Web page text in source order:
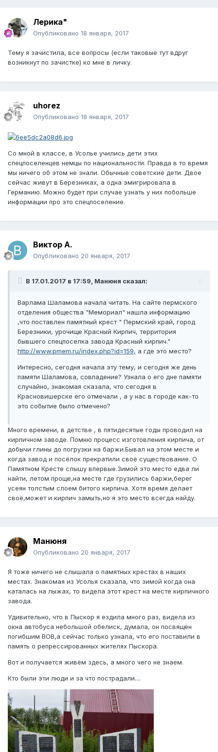
Лерика"
Опубликовано 18 января, 2017
Тему я зачистила, все вопросы (если таковые тут вдруг
возникнут по зачистке) ко мне в личку.
uhorez
Опубликовано 18 января, 2017
Со мной в классе, в Усолье учились дети этих
спецпоселенцев немцы по национальности. Правда в то время
мы ничего об этом не знали. Обычные советские дети. Двое
сейчас живут в Березниках, а одна эмигрировала в
Германию. Можно будет при случае узнать у них побольше
информации про это спецпоселение.
Виктор А.
Опубликовано 20 января, 2017
В 17.01.2017 в 17:59, Манюня сказал:
Варлама Шаламова начала читать. На сайте пермского
отделения общества "Мемориал" нашла информацию
,что поставлен памятный крест " Пермский край, город
Березники, урочище Красный Кирпич, территория
бывшего спецпоселка завода Красный кирпич."
http://www.pmem.ru/index.php?id=159, а где это место?
Интересно, сегодня начала эту тему, и сегодня же день
памяти Шаламова, совпадение? Узнала о его дне памяти
случайно, знакомая сказала, что сегодня в
Красновишерске его отмечали , а у нас в городе как-то
это событие было отмечено?
Много времени, в детстве , в пятидесятые годы проводил на
кирпичном заводе. Помню процесс изготовления кирпича, от
добычи глины до погрузки на баржи.Бывал на этом месте и
когда завод и посёлок прекратили своё существование. О
Памятном Кресте слышу впервые.Зимой это место едва ли
найти, летом проще,на месте где грузились баржи,берег
усеян толстым слоем битого кирпича. Хотя время делает
своё,может и кирпич замыть,но я это место всегда найду.
Манюня
Опубликовано 20 января, 2017
Я тоже ничего не слышала о памятных крестах в наших
местах. Знакомая из Усолья сказала, что зимой когда она
каталась на лыжах, то видела этот крест на месте кирпичного
завода.
Удивительно, что в Пыскор я ездила много раз, видела из
окна автобуса небольшой обелиск, думала, он посвящён
погибшим ВОВ,а сейчас только узнала, что его поставили в
память о репрессированных жителях Пыскора.
Вот и получается живём здесь, а много чего не знаем.
Кто были эти люди и за что пострадали....